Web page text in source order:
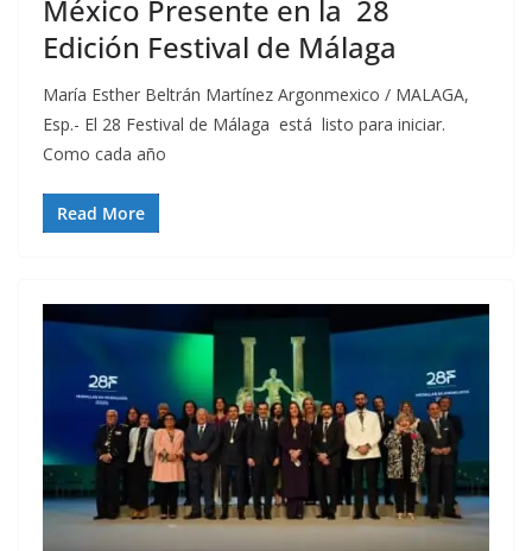
México Presente en la 28
Edición Festival de Málaga
María Esther Beltrán Martínez Argonmexico / MALAGA,
Esp.- El 28 Festival de Málaga está listo para iniciar.
Como cada año
Read More